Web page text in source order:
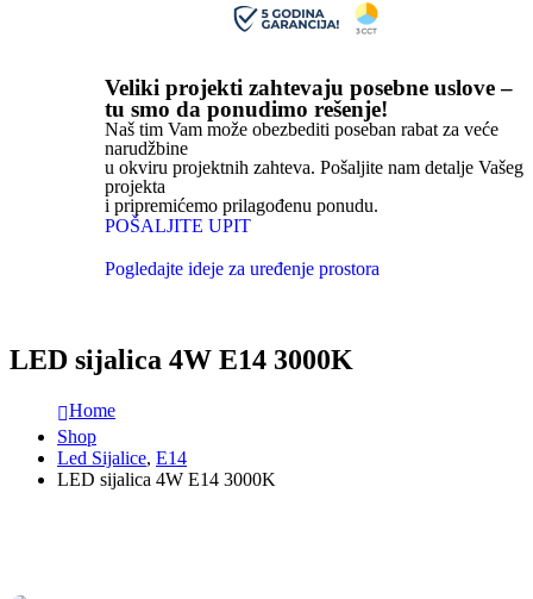
Veliki projekti zahtevaju posebne uslove –
tu smo da ponudimo rešenje!
Naš tim Vam može obezbediti poseban rabat za veće
narudžbine
u okviru projektnih zahteva. Pošaljite nam detalje Vašeg
projekta
i pripremićemo prilagođenu ponudu.
POŠALJITE UPIT
Pogledajte ideje za uređenje prostora
LED sijalica 4W E14 3000K
Home
Shop
Led Sijalice, E14
LED sijalica 4W E14 3000K